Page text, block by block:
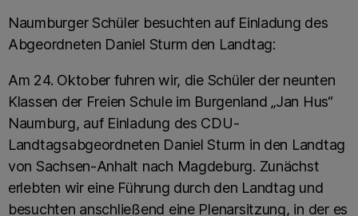
Naumburger Schüler besuchten auf Einladung des
Abgeordneten Daniel Sturm den Landtag:
Am 24. Oktober fuhren wir, die Schüler der neunten
Klassen der Freien Schule im Burgenland „Jan Hus“
Naumburg, auf Einladung des CDU-
Landtagsabgeordneten Daniel Sturm in den Landtag
von Sachsen-Anhalt nach Magdeburg. Zunächst
erlebten wir eine Führung durch den Landtag und
besuchten anschließend eine Plenarsitzung, in der es